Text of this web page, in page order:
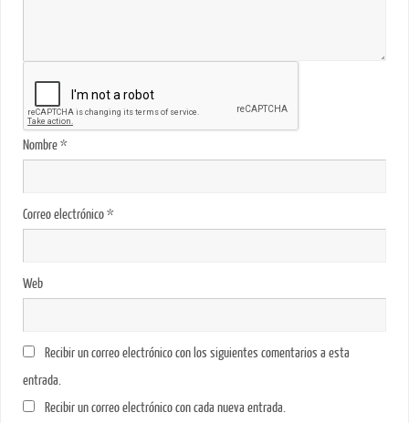
Nombre*
Correo electrónico*
Web
Recibir un correo electrónico con los siguientes comentarios a esta
entrada.
Recibir un correo electrónico con cada nueva entrada.